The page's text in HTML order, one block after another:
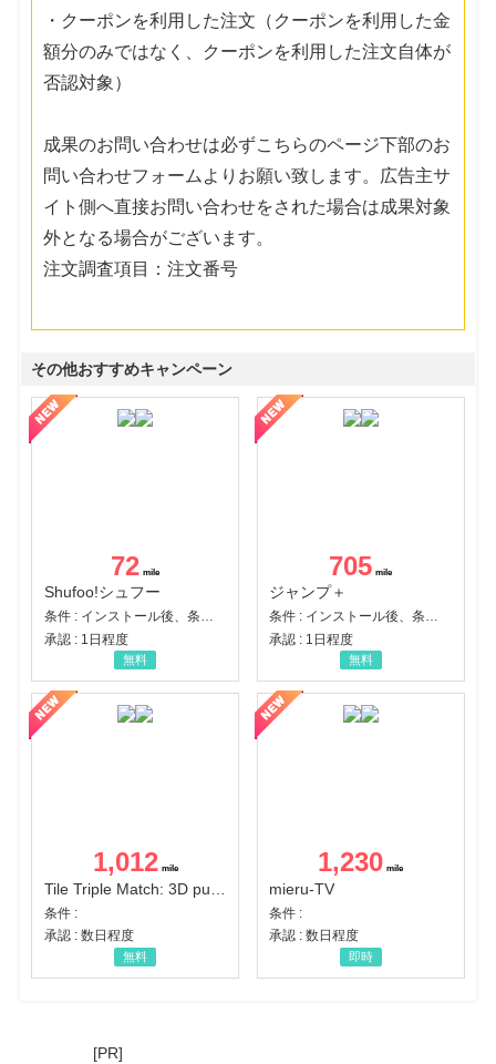
・クーポンを利用した注文（クーポンを利用した金
額分のみではなく、クーポンを利用した注文自体が
否認対象）
成果のお問い合わせは必ずこちらのページ下部のお
問い合わせフォームよりお願い致します。広告主サ
イト側へ直接お問い合わせをされた場合は成果対象
外となる場合がございます。
注文調査項目：注文番号
その他おすすめキャンペーン
72
Shufoo!シュフー
条件 : インストール後、条件達成
承認 : 1日程度
無料
705
ジャンプ＋
条件 : インストール後、条件達成
承認 : 1日程度
無料
1,012
条件 :
承認 : 数日程度
無料
1,230
mieru-TV
条件 :
承認 : 数日程度
即時
[PR]